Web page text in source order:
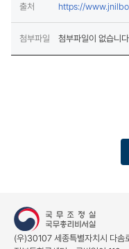
출처 https://
첨부파일 첨부파일이 없습니
(우)30107 세종특별자치시 다솜